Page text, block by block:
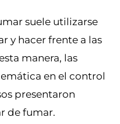
suele utilizarse
y hacer frente a las
manera, las
en el control
presentaron
de fumar.